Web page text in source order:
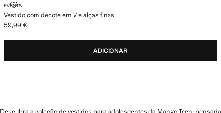
EVENTS
Vestido com decote em V e alças finas
VESTIDO COM DECOTE EM V E ALÇAS FINAS
Preço atual [59,99 € ]
59,99 €
ADICIONAR
Descubra a coleção de vestidos para adolescentes da Mango Teen, pensada